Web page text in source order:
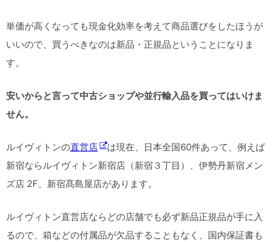
単価が高くなっても現金化効率を考えて商品選びをしたほうが
いいので、買うべきなのは新品・正規品ということになりま
す。
安いからと言って中古ショップや並行輸入品を買ってはいけま
せん。
ルイヴィトンの直営店
は現在、日本全国60件あって、例えば
新宿ならルイヴィトン新宿店（新宿３丁目）、伊勢丹新宿メン
ズ店 2F、新宿髙島屋店があります。
ルイヴィトン直営店ならどの店舗でも必ず新品正規品が手に入
るので、箱などの付属品が欠品することもなく、国内保証書も